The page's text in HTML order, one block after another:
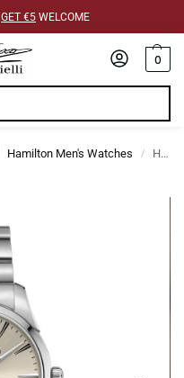
GET €5 WELCOME
0
Hamilton Men's Watches / Hamilton Jazzmaster Quartz 40mm H32461121